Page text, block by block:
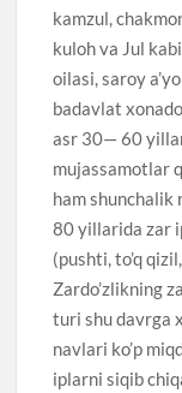
kamzul,
kuloh va Jul
oilasi, saroy
badavlat
asr 30— 60
mujassamotlar
ham shunchalik
80 yillarida zar
(pushti, to’q
Zardo’zlikning
turi shu davrga
navlari ko’p
iplarni siqib